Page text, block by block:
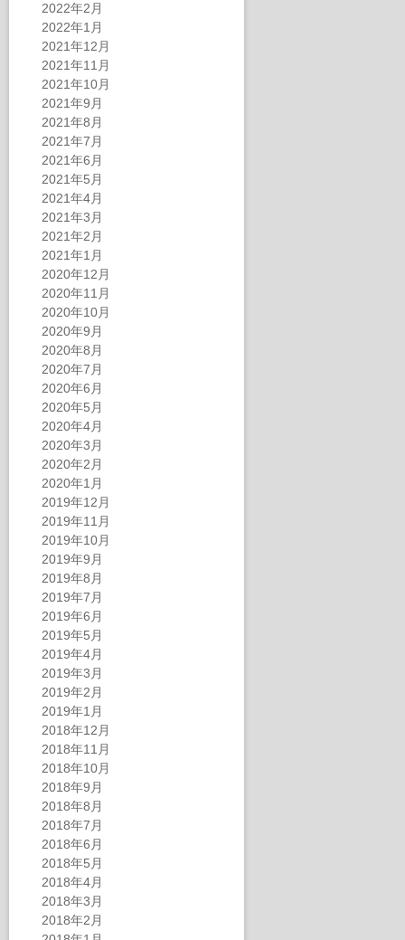
2022年2月
2022年1月
2021年12月
2021年11月
2021年10月
2021年9月
2021年8月
2021年7月
2021年6月
2021年5月
2021年4月
2021年3月
2021年2月
2021年1月
2020年12月
2020年11月
2020年10月
2020年9月
2020年8月
2020年7月
2020年6月
2020年5月
2020年4月
2020年3月
2020年2月
2020年1月
2019年12月
2019年11月
2019年10月
2019年9月
2019年8月
2019年7月
2019年6月
2019年5月
2019年4月
2019年3月
2019年2月
2019年1月
2018年12月
2018年11月
2018年10月
2018年9月
2018年8月
2018年7月
2018年6月
2018年5月
2018年4月
2018年3月
2018年2月